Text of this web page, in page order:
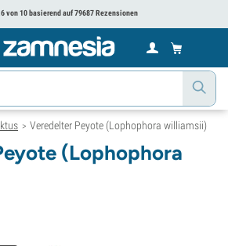
von 10 basierend auf 79687 Rezensionen
> Veredelter Peyote (Lophophora williamsii)
(Lophophora